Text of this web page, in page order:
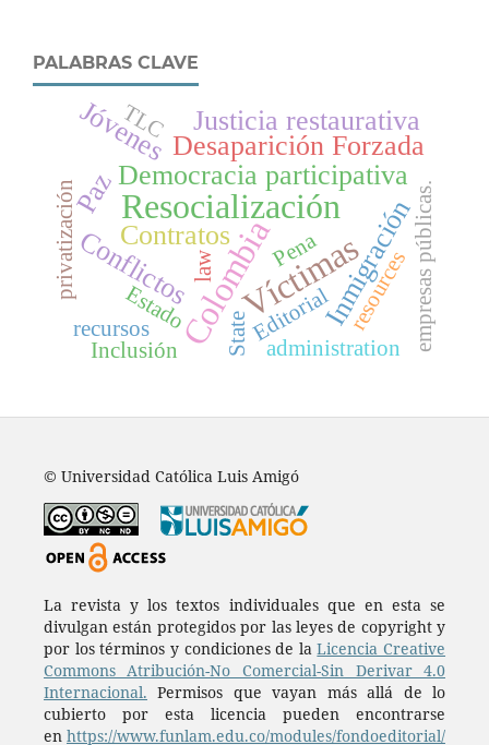
PALABRAS CLAVE
Colombia
Resocialización
Víctimas
Democracia participativa
Desaparición Forzada
Contratos
Conflictos Inmigración
Jóvenes
Paz
Justicia restaurativa
State resources
administration
Estado Editorial
recursos
law Pena empresas públicas.
privatización
Inclusión
TLC
© Universidad Católica Luis Amigó
La revista y los textos individuales que en esta se
divulgan están protegidos por las leyes de copyright y
por los términos y condiciones de laLicencia Creative
Commons Atribución-No Comercial-Sin Derivar 4.0
Internacional. Permisos que vayan más allá de lo
cubierto por esta licencia pueden encontrarse
en https://www.funlam.edu.co/modules/fondoeditorial/